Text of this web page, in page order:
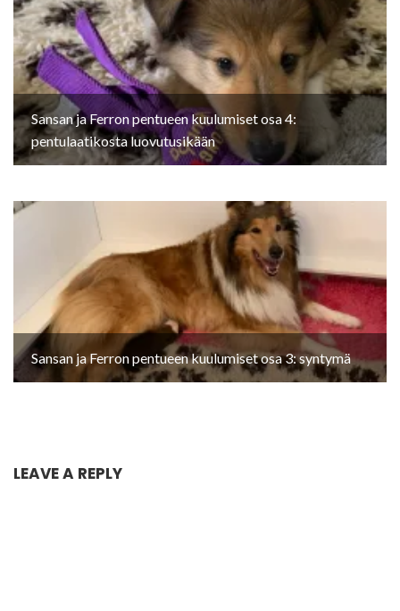
Sansan ja Ferron pentueen kuulumiset osa 4:
pentulaatikosta luovutusikään
Sansan ja Ferron pentueen kuulumiset osa 3: syntymä
LEAVE A REPLY